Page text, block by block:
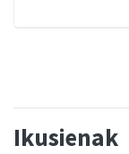
Ikusienak